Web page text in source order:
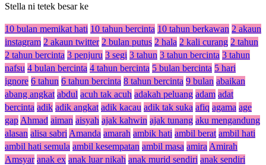
Stella ni tetek besar ke
10 bulan memikat hati 10 tahun bercinta 10 tahun berkawan 2 akaun
instagram 2 akaun twitter 2 bulan putus 2 hala 2 kali curang 2 tahun
2 tahun bercinta 3 penjuru 3 segi 3 tahun 3 tahun bercinta 3 tahun
nafsu 4 bulan bercinta 4 tahun bercinta 5 bulan bercinta 5 hari
ignore 6 tahun 6 tahun bercinta 8 tahun bercinta 9 bulan abaikan
abang angkat abdul acuh tak acuh adakah peluang adam adat
bercinta adik adik angkat adik kacau adik tak suka afiq agama age
gap Ahmad aiman aisyah ajak kahwin ajak tunang aku mengandung
alasan alisa sabri Amanda amarah ambik hati ambil berat ambil hati
ambil hati semula ambil kesempatan ambil masa amira Amirah
Amsyar anak ex anak luar nikah anak murid sendiri anak sendiri